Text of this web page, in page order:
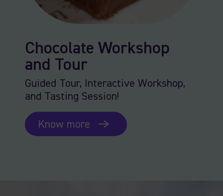
Chocolate Workshop
and Tour
Guided Tour, Interactive Workshop,
and Tasting Session!
Know more